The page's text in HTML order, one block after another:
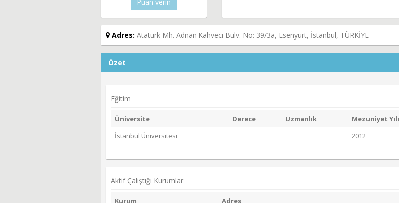
Puan verin
Adres: Atatürk Mh. Adnan Kahveci Bulv. No: 39/3a, Esenyurt, İstanbul, TÜRKİYE
Özet
Eğitim
Üniversite Derece Uzmanlık
Mezuniyet Yılı
İstanbul Üniversitesi
2012
Aktif Çalıştığı Kurumlar
Kurum
Adres